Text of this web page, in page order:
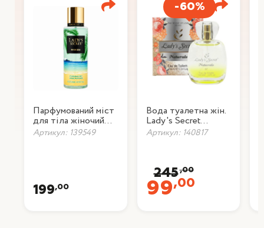
Парфумований міст
для тіла жіночий
Lady Secret
"Paradise", 250 мл
Артикул: 139549
199,00
-60%
Вода туалетна жін.
Lady's Secret
Naturals, 100 мл
Артикул: 140817
99,00
245,00